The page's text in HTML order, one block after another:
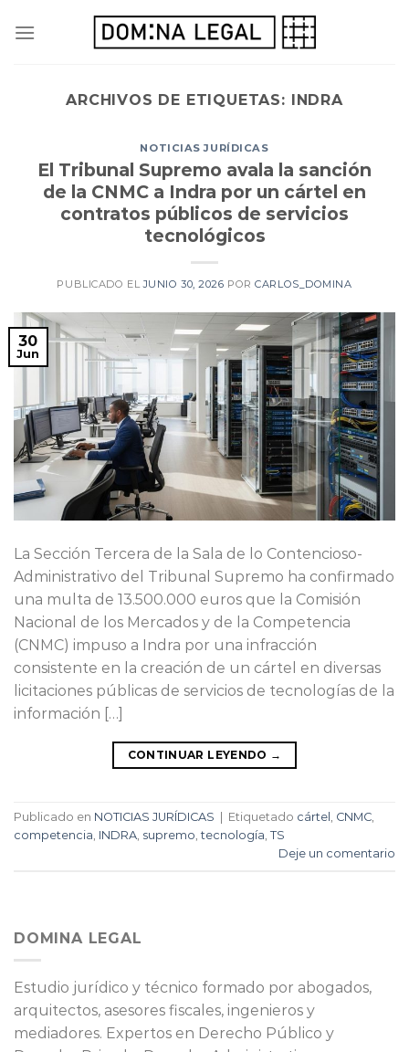
ARCHIVOS DE ETIQUETAS: INDRA
NOTICIAS JURÍDICAS
El Tribunal Supremo avala la sanción
de la CNMC a Indra por un cártel en
contratos públicos de servicios
tecnológicos
PUBLICADO ELJUNIO 30, 2026 PORCARLOS_DOMINA
30
Jun
La Sección Tercera de la Sala de lo Contencioso-
Administrativo del Tribunal Supremo ha confirmado
una multa de 13.500.000 euros que la Comisión
Nacional de los Mercados y de la Competencia
(CNMC) impuso a Indra por una infracción
consistente en la creación de un cártel en diversas
licitaciones públicas de servicios de tecnologías de la
información […]
CONTINUAR LEYENDO →
Publicado en NOTICIAS JURÍDICAS Etiquetado cártel , CNMC,
competencia, INDRA, supremo,tecnología, TS
Deje un comentario
DOMINA LEGAL
Estudio jurídico y técnico formado por abogados,
arquitectos, asesores fiscales, ingenieros y
mediadores. Expertos en Derecho Público y